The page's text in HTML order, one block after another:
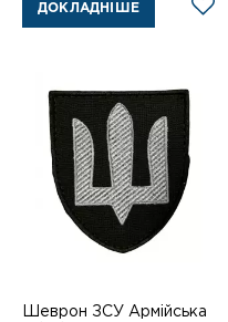
ДОКЛАДНІШЕ
Шеврон ЗСУ Армійська